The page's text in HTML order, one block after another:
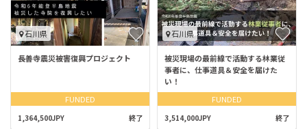
石川県
長善寺震災被害復興プロジェクト
FUNDED
1,364,500JPY 終了
石川県
被災現場の最前線で活動する林業従
事者に、仕事道具＆安全を届けた
い！
FUNDED
3,514,000JPY 終了